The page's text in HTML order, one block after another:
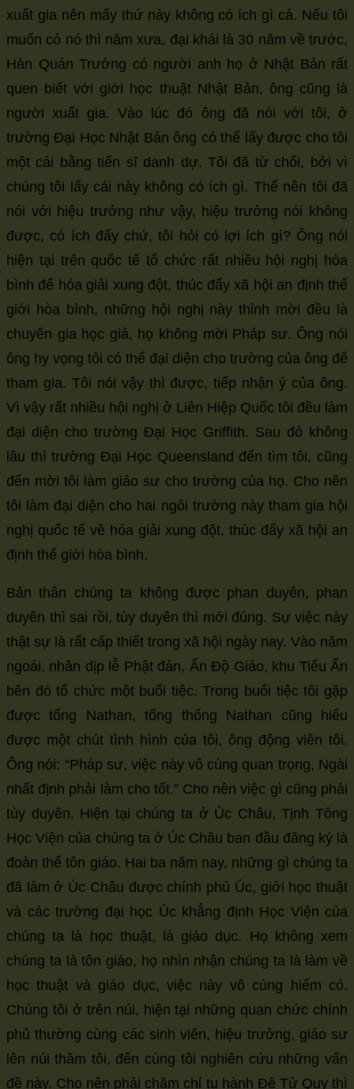
xuất gia nên mấy thứ này không có ích gì cả. Nếu tôi
muốn có nó thì năm xưa, đại khái là 30 năm về trước,
Hàn Quán Trưởng có người anh họ ở Nhật Bản rất
quen biết với giới học thuật Nhật Bản, ông cũng là
người xuất gia. Vào lúc đó ông đã nói với tôi, ở
trường Đại Học Nhật Bản ông có thể lấy được cho tôi
một cái bằng tiến sĩ danh dự. Tôi đã từ chối, bởi vì
chúng tôi lấy cái này không có ích gì. Thế nên tôi đã
nói với hiệu trưởng như vậy, hiệu trưởng nói không
được, có ích đấy chứ, tôi hỏi có lợi ích gì? Ông nói
hiện tại trên quốc tế tổ chức rất nhiều hội nghị hòa
bình để hóa giải xung đột, thúc đẩy xã hội an định thế
giới hòa bình, những hội nghị này thỉnh mời đều là
chuyên gia học giả, họ không mời Pháp sư. Ông nói
ông hy vọng tôi có thể đại diện cho trường của ông để
tham gia. Tôi nói vậy thì được, tiếp nhận ý của ông.
Vì vậy rất nhiều hội nghị ở Liên Hiệp Quốc tôi đều làm
đại diện cho trường Đại Học Griffith. Sau đó không
lâu thì trường Đại Học Queensland đến tìm tôi, cũng
đến mời tôi làm giáo sư cho trường của họ. Cho nên
tôi làm đại diện cho hai ngôi trường này tham gia hội
nghị quốc tế về hóa giải xung đột, thúc đẩy xã hội an
định thế giới hòa bình.
Bản thân chúng ta không được phan duyên, phan
duyên thì sai rồi, tùy duyên thì mới đúng. Sự việc này
thật sự là rất cấp thiết trong xã hội ngày nay. Vào năm
ngoái, nhân dịp lễ Phật đản, Ấn Độ Giáo, khu Tiểu Ấn
bên đó tổ chức một buổi tiệc. Trong buổi tiệc tôi gặp
được tổng Nathan, tổng thống Nathan cũng hiểu
được một chút tình hình của tôi, ông động viên tôi.
Ông nói: “Pháp sư, việc này vô cùng quan trọng, Ngài
nhất định phải làm cho tốt.” Cho nên việc gì cũng phải
tùy duyên. Hiện tại chúng ta ở Úc Châu, Tịnh Tông
Học Viện của chúng ta ở Úc Châu ban đầu đăng ký là
đoàn thể tôn giáo. Hai ba năm nay, những gì chúng ta
đã làm ở Úc Châu được chính phủ Úc, giới học thuật
và các trường đại học Úc khẳng định Học Viện của
chúng ta là học thuật, là giáo dục. Họ không xem
chúng ta là tôn giáo, họ nhìn nhận chúng ta là làm về
học thuật và giáo dục, việc này vô cùng hiếm có.
Chúng tôi ở trên núi, hiện tại những quan chức chính
phủ thường cùng các sinh viên, hiệu trưởng, giáo sư
lên núi thăm tôi, đến cùng tôi nghiên cứu những vấn
đề này. Cho nên phải chăm chỉ tu hành Đệ Tử Quy thì